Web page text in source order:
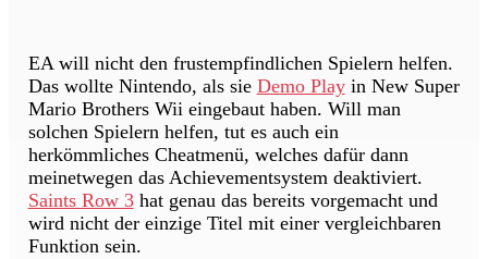
EA will nicht den frustempfindlichen Spielern helfen.
Das wollte Nintendo, als sie Demo Playin New Super
Mario Brothers Wii eingebaut haben. Will man
solchen Spielern helfen, tut es auch ein
herkömmliches Cheatmenü, welches dafür dann
meinetwegen das Achievementsystem deaktiviert.
Saints Row 3hat genau das bereits vorgemacht und
wird nicht der einzige Titel mit einer vergleichbaren
Funktion sein.